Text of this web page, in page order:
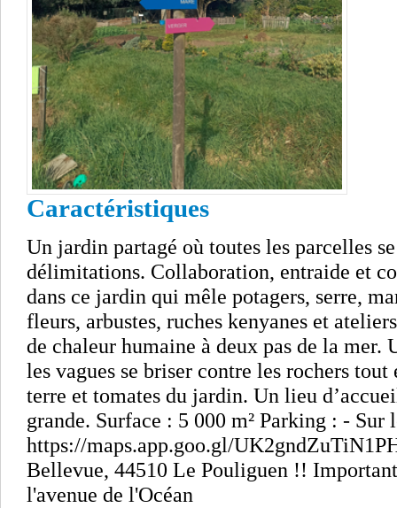
Caractéristiques
Un jardin partagé où toutes les parcelles
délimitations. Collaboration, entraide et
dans ce jardin qui mêle potagers, serre,
fleurs, arbustes, ruches kenyanes et
de chaleur humaine à deux pas de la mer.
les vagues se briser contre les rochers
terre et tomates du jardin. Un lieu
grande. Surface : 5 000 m² Parking : - Sur
https://maps.app.goo.gl/
Bellevue, 44510 Le Pouliguen !!
l'avenue de l'Océan